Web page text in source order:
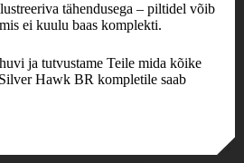
tähendusega – piltidel võib
ei kuulu baas komplekti.
ja tutvustame Teile mida kõike
Hawk BR kompletile saab